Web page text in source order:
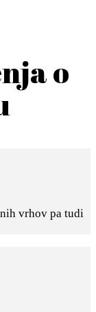
o
vrhov pa tudi